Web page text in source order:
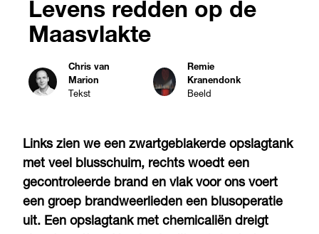
Levens redden op de
Maasvlakte
Chris van
Marion
Tekst
Remie
Kranendonk
Beeld
Links zien we een zwartgeblakerde opslagtank
met veel blusschuim, rechts woedt een
gecontroleerde brand en vlak voor ons voert
een groep brandweerlieden een blusoperatie
uit. Een opslagtank met chemicaliën dreigt